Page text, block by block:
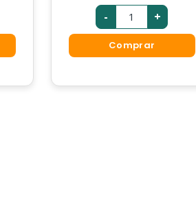
- Vinho
Chileno
Casillero
Diablo
Carmener
+
Comprar